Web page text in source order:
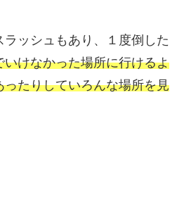
ッシュもあり、１度倒した
いけなかった場所に行けるよ
たりしていろんな場所を見